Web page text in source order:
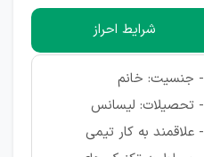
شرایط احراز
- جنسیت: خانم
- تحصیلات: لیسانس
- علاقمند به کار تیمی